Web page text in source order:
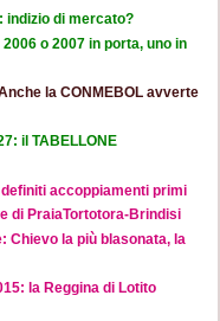
indizio di mercato?
o 2007 in porta, uno in
la CONMEBOL avverte
il TABELLONE
definiti accoppiamenti primi
di PraiaTortotora-Brindisi
Chievo la più blasonata, la
la Reggina di Lotito